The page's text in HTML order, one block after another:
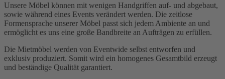
Unsere Möbel können mit wenigen Handgriffen auf- und abgebaut,
sowie während eines Events verändert werden. Die zeitlose
Formensprache unserer Möbel passt sich jedem Ambiente an und
ermöglicht es uns eine große Bandbreite an Aufträgen zu erfüllen.
Die Mietmöbel werden von Eventwide selbst entworfen und
exklusiv produziert. Somit wird ein homogenes Gesamtbild erzeugt
und beständige Qualität garantiert.